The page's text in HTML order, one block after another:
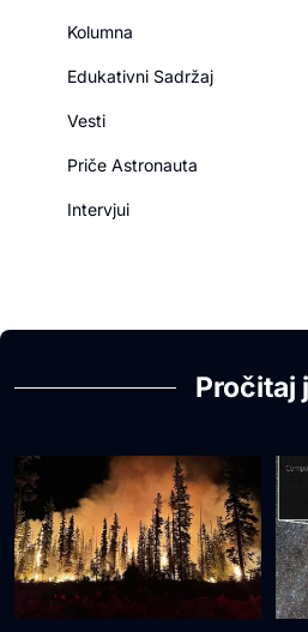
Kolumna
Edukativni Sadržaj
Vesti
Priče Astronauta
Intervjui
Pročitaj